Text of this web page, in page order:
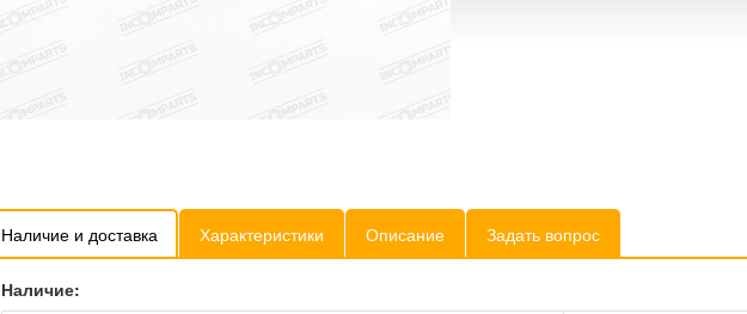
Наличие и доставка Характеристики Описание Задать вопрос
Наличие: